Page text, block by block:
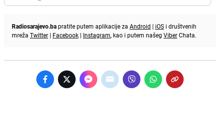
Radiosarajevo.bapratite putem aplikacije za Android | iOS i društvenih
mreža Twitter | Facebook | Instagram, kao i putem našeg ViberChata.